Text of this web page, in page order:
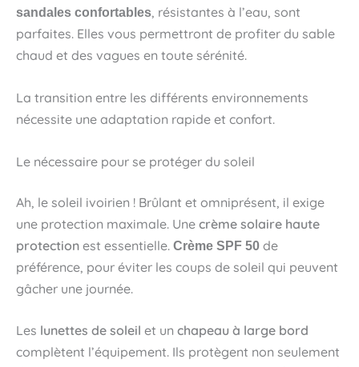
sandales confortables, résistantes à l’eau, sont
parfaites. Elles vous permettront de profiter du sable
chaud et des vagues en toute sérénité.
La transition entre les différents environnements
nécessite une adaptation rapide et confort.
Le nécessaire pour se protéger du soleil
Ah, le soleil ivoirien ! Brûlant et omniprésent, il exige
une protection maximale. Une crème solaire haute
protection est essentielle. Crème SPF 50 de
préférence, pour éviter les coups de soleil qui peuvent
gâcher une journée.
Les lunettes de soleil et un chapeau à large bord
complètent l’équipement. Ils protègent non seulement